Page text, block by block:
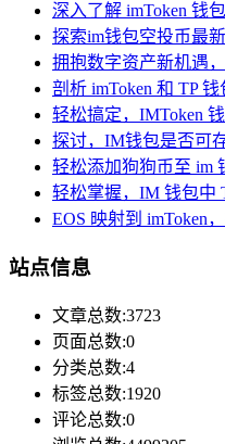
深入了解 imToken 钱
探索im钱包空投币最
拥抱数字资产新机遇
剖析 imToken 和 TP
轻松搞定，IMToken
探讨，IM钱包是否可
轻松添加狗狗币至 im
轻松掌握，IM 钱包中
EOS 映射到 imToken
站点信息
文章总数:3723
页面总数:0
分类总数:4
标签总数:1920
评论总数:0